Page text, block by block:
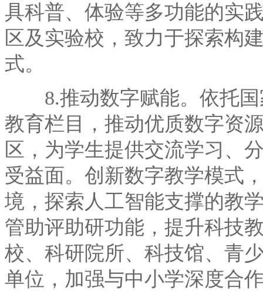
具科普、体验等多功能的实
区及实验校，致力于探索构
式。
8.推动数字赋能。依托国
教育栏目，推动优质数字资
区，为学生提供交流学习、
受益面。创新数字教学模式
境，探索人工智能支撑的教
管助评助研功能，提升科技
校、科研院所、科技馆、青
单位，加强与中小学深度合